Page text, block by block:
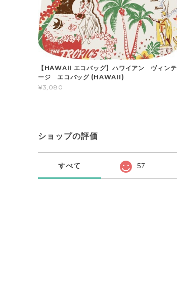
【HAWAII エコバッグ】ハワイアン ヴィンテ
ージ エコバッグ (HAWAII)
¥3,080
ショップの評価
すべて 57